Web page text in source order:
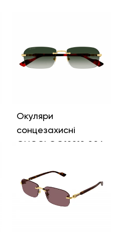
Окуляри
сонцезахисні
GUCCI GG1221S 006
20499,00 UAH